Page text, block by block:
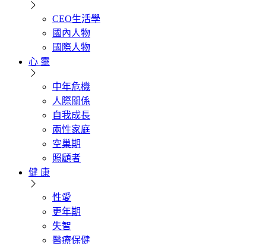
CEO生活學
國內人物
國際人物
心 靈
中年危機
人際關係
自我成長
兩性家庭
空巢期
照顧者
健 康
性愛
更年期
失智
醫療保健